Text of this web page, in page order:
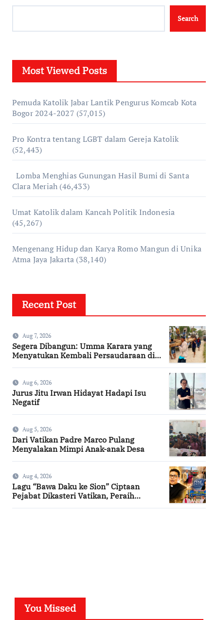
Search
Most Viewed Posts
Pemuda Katolik Jabar Lantik Pengurus Komcab Kota
Bogor 2024-2027 (57,015)
Pro Kontra tentang LGBT dalam Gereja Katolik
(52,443)
Lomba Menghias Gunungan Hasil Bumi di Santa
Clara Meriah (46,433)
Umat Katolik dalam Kancah Politik Indonesia
(45,267)
Mengenang Hidup dan Karya Romo Mangun di Unika
Atma Jaya Jakarta (38,140)
Recent Post
Aug 7, 2026
Segera Dibangun: Umma Karara yang
Menyatukan Kembali Persaudaraan di
Aug 6, 2026
Jurus Jitu Irwan Hidayat Hadapi Isu
Negatif
Aug 5, 2026
Dari Vatikan Padre Marco Pulang
Menyalakan Mimpi Anak-anak Desa
Aug 4, 2026
Lagu “Bawa Daku ke Sion” Ciptaan
Pejabat Dikasteri Vatikan, Peraih
You Missed